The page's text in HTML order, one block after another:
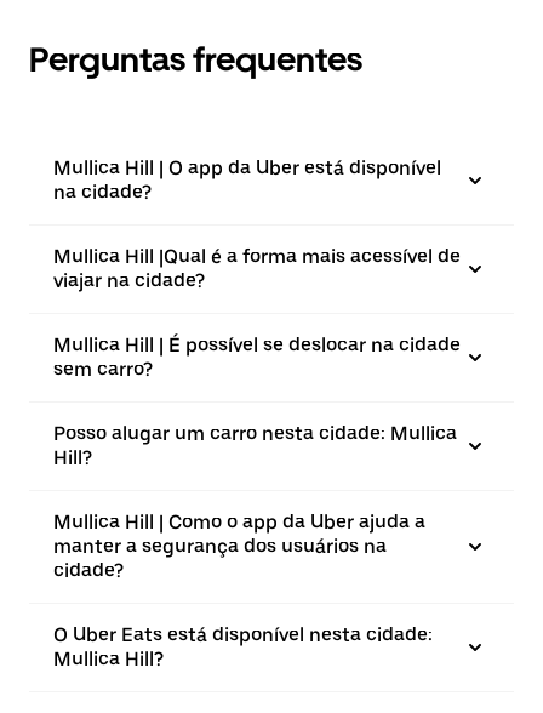
Perguntas frequentes
Mullica Hill | O app da Uber está disponível
na cidade?
Mullica Hill |⁠Qual é a forma mais acessível de
viajar na cidade?
Mullica Hill | É possível se deslocar na cidade
sem carro?
Posso alugar um carro nesta cidade: Mullica
Hill?
Mullica Hill | Como o app da Uber ajuda a
manter a segurança dos usuários na
cidade?
O Uber Eats está disponível nesta cidade:
Mullica Hill?